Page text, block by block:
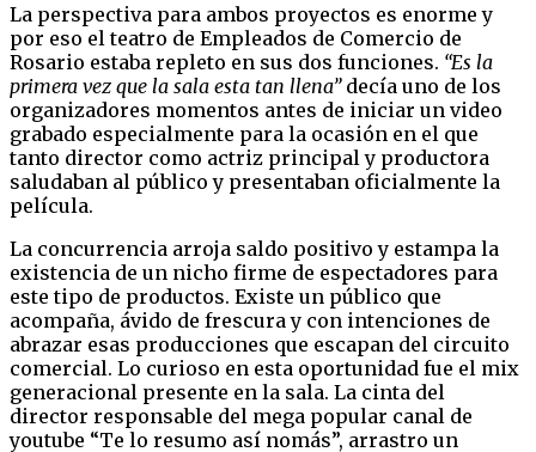
La perspectiva para ambos proyectos es enorme y
por eso el teatro de Empleados de Comercio de
Rosario estaba repleto en sus dos funciones. “Es la
primera vez que la sala esta tan llena”decía uno de los
organizadores momentos antes de iniciar un video
grabado especialmente para la ocasión en el que
tanto director como actriz principal y productora
saludaban al público y presentaban oficialmente la
película.
La concurrencia arroja saldo positivo y estampa la
existencia de un nicho firme de espectadores para
este tipo de productos. Existe un público que
acompaña, ávido de frescura y con intenciones de
abrazar esas producciones que escapan del circuito
comercial. Lo curioso en esta oportunidad fue el mix
generacional presente en la sala. La cinta del
director responsable del mega popular canal de
youtube “Te lo resumo así nomás”, arrastro un